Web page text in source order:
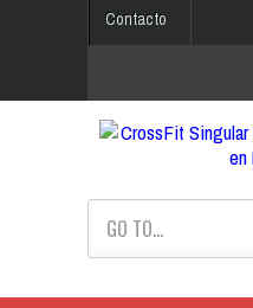
Contacto
GO TO...